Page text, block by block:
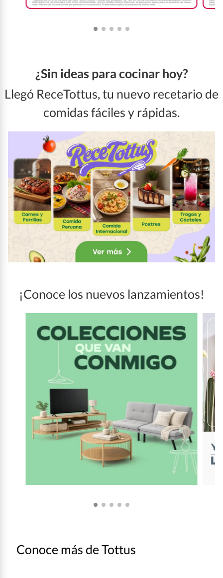
¿Sin ideas para cocinar hoy?
Llegó ReceTottus, tu nuevo recetario de
comidas fáciles y rápidas.
¡Conoce los nuevos lanzamientos!
Conoce más de Tottus